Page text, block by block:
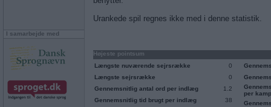
I samarbejde med
Urankede spil regnes ikke med i denne statistik.
Højeste pointsum
Længste nuværende sejrsrække
0
Længste sejrsrække
0
Gennemsnitlig antal ord per indlæg
1.2
Gennemsnitlig tid brugt per indlæg
38
per kamp